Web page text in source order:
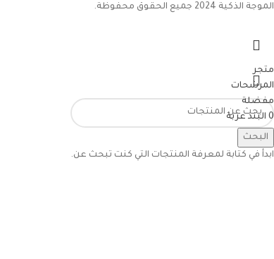
الموجة الذكية 2024 جميع الحقوق محفوظة.
البحث
ابدأ في كتابة لمعرفة المنتجات التي كنت تبحث عن.
متجر
المرشحات
مفضلة
0 البند عربة
حسابي